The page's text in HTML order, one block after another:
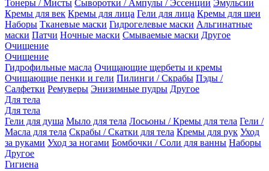
Тонеры / Мисты Сыворотки / Ампулы / Эссенции Эмульсии
Кремы для век Кремы для лица Гели для лица Кремы для шеи
Наборы Тканевые маски Гидрогелевые маски Альгинатные
маски Патчи Ночные маски Смываемые маски Другое
Очищение
Очищение
Гидрофильные масла Очищающие щербеты и кремы
Очищающие пенки и гели Пилинги / Скрабы Пэды /
Салфетки Ремуверы Энизимные пудры Другое
Для тела
Для тела
Гели для душа Мыло для тела Лосьоны / Кремы для тела Гели /
Масла для тела Скрабы / Скатки для тела Кремы для рук Уход
за руками Уход за ногами Бомбочки / Соли для ванны Наборы
Другое
Гигиена